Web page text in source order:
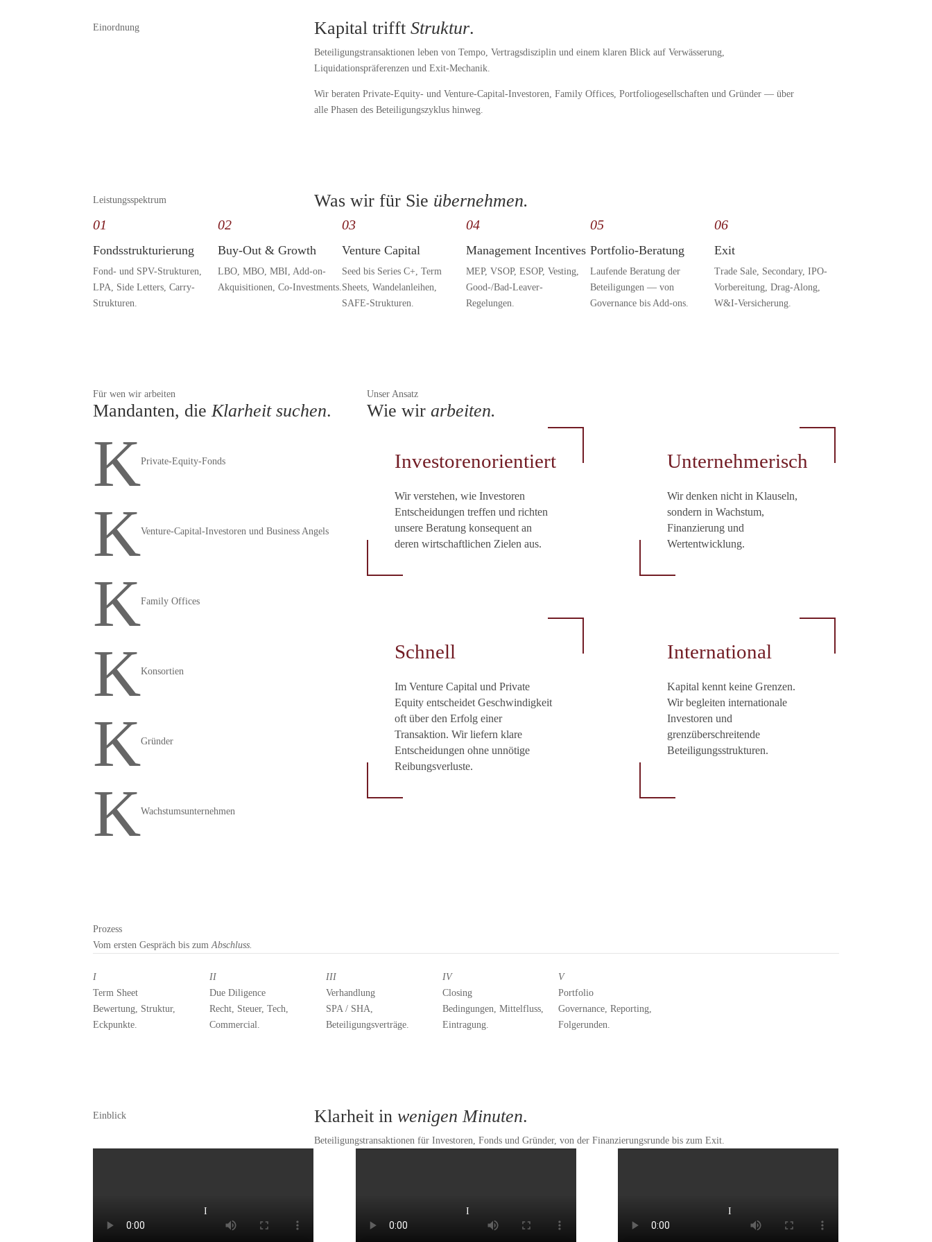
Einordnung Kapital trifftStruktur.
Beteiligungstransaktionen leben von Tempo, Vertragsdisziplin und einem klaren Blick auf Verwässerung,
Liquidationspräferenzen und Exit-Mechanik.
Wir beraten Private-Equity- und Venture-Capital-Investoren, Family Offices, Portfoliogesellschaften und Gründer — über
alle Phasen des Beteiligungszyklus hinweg.
Leistungsspektrum Was wir für Sie übernehmen.
01
Fondsstrukturierung
Fond- und SPV-Strukturen,
LPA, Side Letters, Carry-
Strukturen.
02
Buy-Out & Growth
LBO, MBO, MBI, Add-on-
Akquisitionen, Co-Investments.
03
Venture Capital
Seed bis Series C+, Term
Sheets, Wandelanleihen,
SAFE-Strukturen.
04
Management Incentives
MEP, VSOP, ESOP, Vesting,
Good-/Bad-Leaver-
Regelungen.
05
Portfolio-Beratung
Laufende Beratung der
Beteiligungen — von
Governance bis Add-ons.
06
Exit
Trade Sale, Secondary, IPO-
Vorbereitung, Drag-Along,
W&I-Versicherung.
Für wen wir arbeiten
Mandanten, die Klarheit suchen.
KPrivate-Equity-Fonds
KVenture-Capital-Investoren und Business Angels
KFamily Offices
KKonsortien
KGründer
KWachstumsunternehmen
Unser Ansatz
Wie wir arbeiten.
Investorenorientiert
Wir verstehen, wie Investoren
Entscheidungen treffen und richten
unsere Beratung konsequent an
deren wirtschaftlichen Zielen aus.
Unternehmerisch
Wir denken nicht in Klauseln,
sondern in Wachstum,
Finanzierung und
Wertentwicklung.
Schnell
Im Venture Capital und Private
Equity entscheidet Geschwindigkeit
oft über den Erfolg einer
Transaktion. Wir liefern klare
Entscheidungen ohne unnötige
Reibungsverluste.
International
Kapital kennt keine Grenzen.
Wir begleiten internationale
Investoren und
grenzüberschreitende
Beteiligungsstrukturen.
Prozess
Vom ersten Gespräch bis zumAbschluss.
I
Term Sheet
Bewertung, Struktur,
Eckpunkte.
II
Due Diligence
Recht, Steuer, Tech,
Commercial.
III
Verhandlung
SPA / SHA,
Beteiligungsverträge.
IV
Closing
Bedingungen, Mittelfluss,
Eintragung.
V
Portfolio
Governance, Reporting,
Folgerunden.
Einblick Klarheit inwenigen Minuten.
Beteiligungstransaktionen für Investoren, Fonds und Gründer, von der Finanzierungsrunde bis zum Exit.